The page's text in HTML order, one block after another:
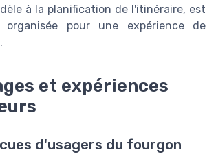
à la planification de l'itinéraire, est
organisée pour une expérience de
et expériences
d'usagers du fourgon